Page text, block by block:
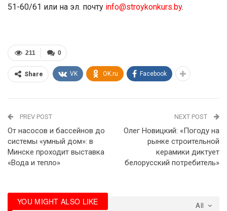
51-60/61 или на эл. почту info@stroykonkurs.by.
0
211
Share VK OK.ru Facebook
PREV POST
От насосов и бассейнов до
системы «умный дом»: в
Минске проходит выставка
«Вода и тепло»
NEXT POST
Олег Новицкий: «Погоду на
рынке строительной
керамики диктует
белорусский потребитель»
All
YOU MIGHT ALSO LIKE